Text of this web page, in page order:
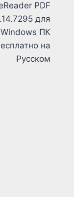
PDF
для
Windows ПК
на
Русском